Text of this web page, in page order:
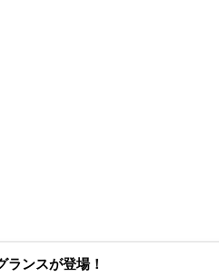
ランスが登場！